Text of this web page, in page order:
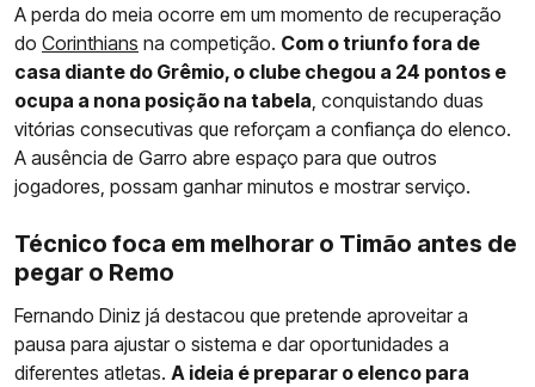
A perda do meia ocorre em um momento de recuperação
do Corinthians na competição. Com o triunfo fora de
casa diante do Grêmio, o clube chegou a 24 pontos e
ocupa a nona posição na tabela , conquistando duas
vitórias consecutivas que reforçam a confiança do elenco.
A ausência de Garro abre espaço para que outros
jogadores, possam ganhar minutos e mostrar serviço.
Técnico foca em melhorar o Timão antes de
pegar o Remo
Fernando Diniz já destacou que pretende aproveitar a
pausa para ajustar o sistema e dar oportunidades a
diferentes atletas. A ideia é preparar o elenco para